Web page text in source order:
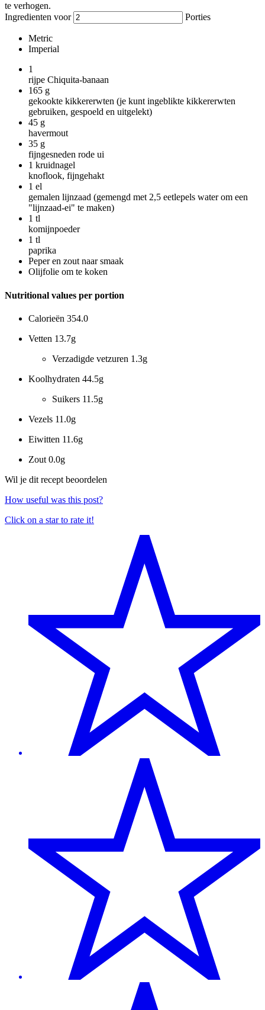
te verhogen.
Ingredienten voor
Porties
Metric
Imperial
1
rijpe Chiquita-banaan
165 g
gekookte kikkererwten (je kunt ingeblikte kikkererwten
gebruiken, gespoeld en uitgelekt)
45 g
havermout
35 g
fijngesneden rode ui
1 kruidnagel
knoflook, fijngehakt
1 el
gemalen lijnzaad (gemengd met 2,5 eetlepels water om een
"lijnzaad-ei" te maken)
1 tl
komijnpoeder
1 tl
paprika
Peper en zout naar smaak
Olijfolie om te koken
Nutritional values per portion
Calorieën 354.0
Vetten 13.7g
Verzadigde vetzuren 1.3g
Koolhydraten 44.5g
Suikers 11.5g
Vezels 11.0g
Eiwitten 11.6g
Zout 0.0g
Wil je dit recept beoordelen
How useful was this post?
Click on a star to rate it!